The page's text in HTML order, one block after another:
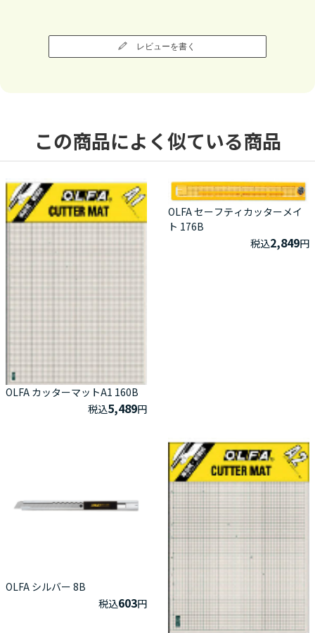
レビューを書く
この商品によく似ている商品
OLFA カッターマットA1 160B
税込5,489円
OLFA セーフティカッターメイ
ト 176B
税込2,849円
OLFA シルバー 8B
税込603円